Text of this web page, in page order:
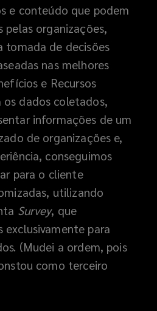
e conteúdo que podem
pelas organizações,
tomada de decisões
nas melhores
e Recursos
os dados coletados,
informações de um
de organizações e,
conseguimos
para o cliente
utilizando
Survey, que
exclusivamente para
(Mudei a ordem, pois
como terceiro